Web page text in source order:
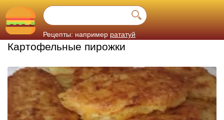
Рецепты: например рататуй
Картофельные пирожки